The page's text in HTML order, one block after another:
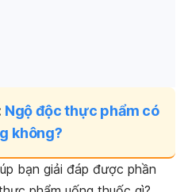
Ngộ độc thực phẩm có
không?
bạn giải đáp được phần